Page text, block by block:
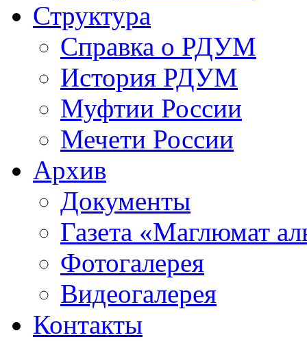
Структура
Справка о РДУМ
История РДУМ
Муфтии России
Мечети России
Архив
Документы
Газета «Маглюмат
Фотогалерея
Видеогалерея
Контакты